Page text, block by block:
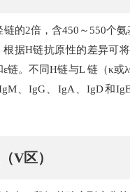
的2倍，含450～550个
根据H链抗原性的差异可
ε链。不同H链与L 链（κ或
、IgG、IgA、IgD和
V区）